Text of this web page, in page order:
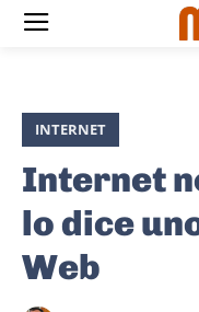
INTERNET
Internet
lo dice
Web